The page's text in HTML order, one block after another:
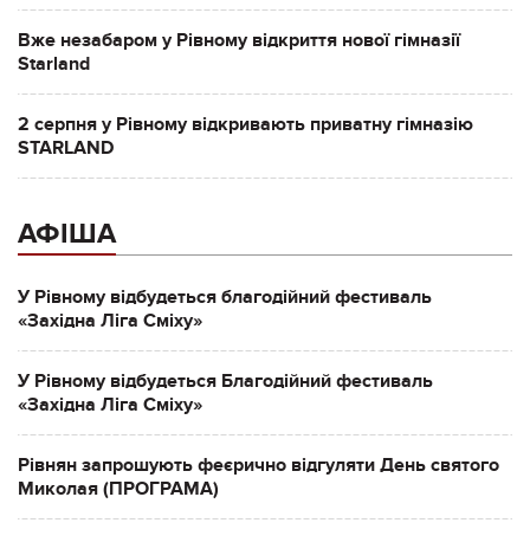
Вже незабаром у Рівному відкриття нової гімназії
Starland
2 серпня у Рівному відкривають приватну гімназію
STARLAND
АФІША
У Рівному відбудеться благодійний фестиваль
«Західна Ліга Сміху»
У Рівному відбудеться Благодійний фестиваль
«Західна Ліга Сміху»
Рівнян запрошують феєрично відгуляти День святого
Миколая (ПРОГРАМА)